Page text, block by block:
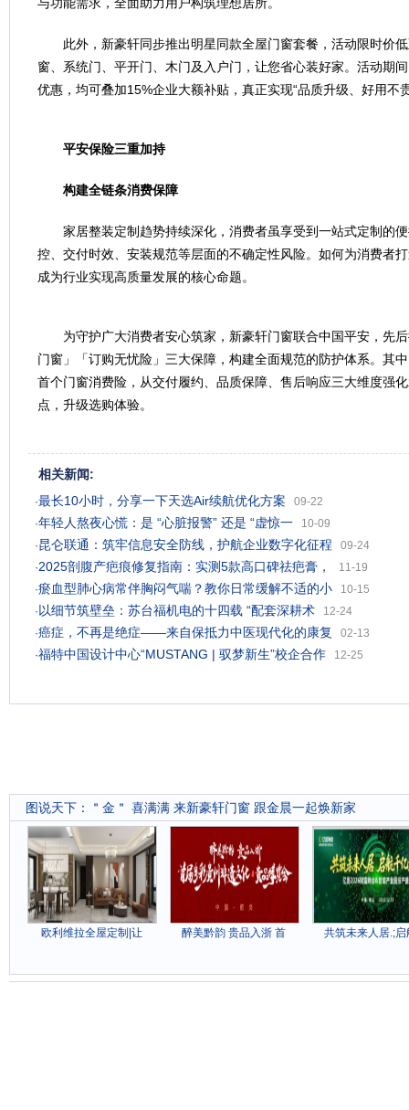
此外，新豪轩同步推出明星同款全屋门窗套餐，活动限时价
窗、系统门、平开门、木门及入户门，让您省心装好家。活动期
优惠，均可叠加15%企业大额补贴，真正实现“品质升级、好用不
平安保险三重加持
构建全链条消费保障
家居整装定制趋势持续深化，消费者虽享受到一站式定制的
控、交付时效、安装规范等层面的不确定性风险。如何为消费者
成为行业实现高质量发展的核心命题。
为守护广大消费者安心筑家，新豪轩门窗联合中国平安，先
门窗」「订购无忧险」三大保障，构建全面规范的防护体系。其
首个门窗消费险，从交付履约、品质保障、售后响应三大维度强
点，升级选购体验。
相关新闻:
·最长10小时，分享一下天选Air续航优化方案
09-22
·年轻人熬夜心慌：是 “心脏报警” 还是 “虚惊一
10-09
·昆仑联通：筑牢信息安全防线，护航企业数字化征程
09-24
·2025剖腹产疤痕修复指南：实测5款高口碑祛疤膏，
11-19
·瘀血型肺心病常伴胸闷气喘？教你日常缓解不适的小
10-15
· 以细节筑壁垒：苏台福机电的十四载 “配套深耕术
12-24
·癌症，不再是绝症——来自保抵力中医现代化的康复
02-13
·福特中国设计中心“MUSTANG | 驭梦新生”校企合作 12-25
图说天下 ： ＂金＂ 喜满满 来新豪轩门窗 跟金晨一起焕新家
欧利维拉全屋定制|让 醉美黔韵 贵品入浙 首 共筑未来人居.;启